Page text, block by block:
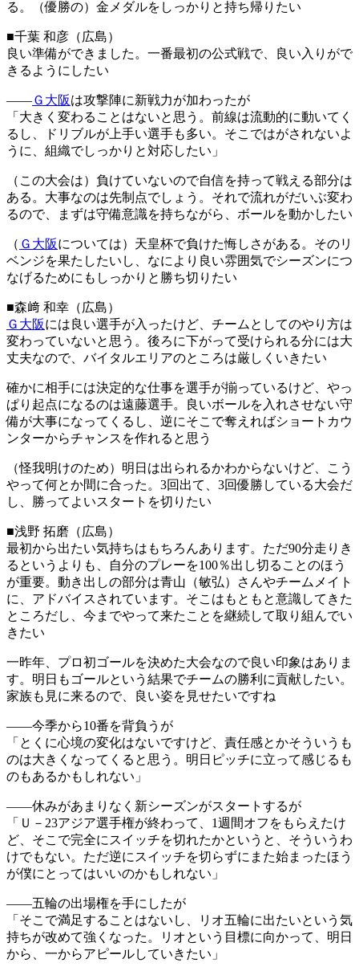
る。（優勝の）金メダルをしっかりと持ち帰りたい
■千葉 和彦（広島）
良い準備ができました。一番最初の公式戦で、良い入りがで
きるようにしたい
――Ｇ大阪は攻撃陣に新戦力が加わったが
「大きく変わることはないと思う。前線は流動的に動いてく
るし、ドリブルが上手い選手も多い。そこではがされないよ
うに、組織でしっかりと対応したい」
（この大会は）負けていないので自信を持って戦える部分は
ある。大事なのは先制点でしょう。それで流れがだいぶ変わ
るので、まずは守備意識を持ちながら、ボールを動かしたい
（ Ｇ大阪については）天皇杯で負けた悔しさがある。そのリ
ベンジを果たしたいし、なにより良い雰囲気でシーズンにつ
なげるためにもしっかりと勝ち切りたい
■森﨑 和幸（広島）
Ｇ大阪には良い選手が入ったけど、チームとしてのやり方は
変わっていないと思う。後ろに下がって受けられる分には大
丈夫なので、バイタルエリアのところは厳しくいきたい
確かに相手には決定的な仕事を選手が揃っているけど、やっ
ぱり起点になるのは遠藤選手。良いボールを入れさせない守
備が大事になってくるし、逆にそこで奪えればショートカウ
ンターからチャンスを作れると思う
（怪我明けのため）明日は出られるかわからないけど、こう
やって何とか間に合った。3回出て、3回優勝している大会だ
し、勝ってよいスタートを切りたい
■浅野 拓磨（広島）
最初から出たい気持ちはもちろんあります。ただ90分走りき
るというよりも、自分のプレーを100％出し切ることのほう
が重要。動き出しの部分は青山（敏弘）さんやチームメイト
に、アドバイスされています。そこはもともと意識してきた
ところだし、今までやって来たことを継続して取り組んでい
きたい
一昨年、プロ初ゴールを決めた大会なので良い印象はありま
す。明日もゴールという結果でチームの勝利に貢献したい。
家族も見に来るので、良い姿を見せたいですね
――今季から10番を背負うが
「とくに心境の変化はないですけど、責任感とかそういうも
のは大きくなってくると思う。明日ピッチに立って感じるも
のもあるかもしれない」
――休みがあまりなく新シーズンがスタートするが
「Ｕ－23アジア選手権が終わって、1週間オフをもらえたけ
ど、そこで完全にスイッチを切れたかというと、そういうわ
けでもない。ただ逆にスイッチを切らずにまた始まったほう
が僕にとってはいいのかもしれない」
――五輪の出場権を手にしたが
「そこで満足することはないし、リオ五輪に出たいという気
持ちが改めて強くなった。リオという目標に向かって、明日
から、一からアピールしていきたい」